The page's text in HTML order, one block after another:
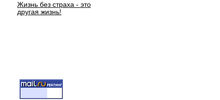
Жизнь без страха - это
другая жизнь!